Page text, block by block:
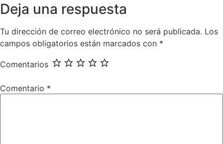
Deja una respuesta
Tu dirección de correo electrónico no será publicada. Los
campos obligatorios están marcados con *
Comentarios
Comentario *